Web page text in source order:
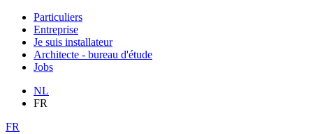
Particuliers
Entreprise
Je suis installateur
Architecte - bureau d'étude
Jobs
NL
FR
FR